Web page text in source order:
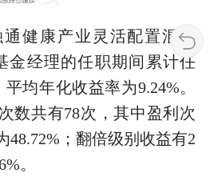
健康产业灵活配置混合
金经理的任职期间累计任
均年化收益率为9.24%。
数共有78次，其中盈利次
48.72%；翻倍级别收益有2
。